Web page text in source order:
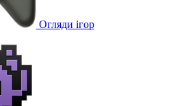
Огляди ігор